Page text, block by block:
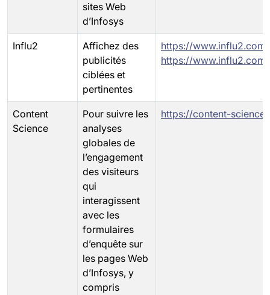
sites Web
d’Infosys
Influ2
Affichez des
publicités
ciblées et
pertinentes
https://
https://
Content
Science
Pour suivre les
analyses
globales de
l’engagement
des visiteurs
qui
interagissent
avec les
formulaires
d’enquête sur
les pages Web
d’Infosys, y
compris
https://content-